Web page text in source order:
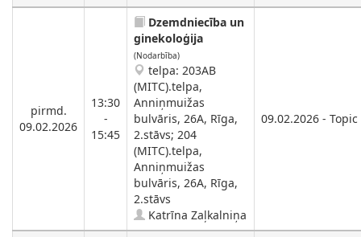
pirmd.
09.02.2026
13:30
-
15:45
Dzemdniecība un
ginekoloģija
(Nodarbība)
telpa: 203AB
(MITC).telpa,
Anniņmuižas
bulvāris, 26A, Rīga,
2.stāvs; 204
(MITC).telpa,
Anniņmuižas
bulvāris, 26A, Rīga,
2.stāvs
Katrīna Zaļkalniņa
09.02.2026 -